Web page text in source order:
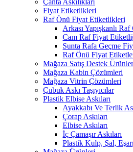
Çanta Askılıkları
Fiyat Etiketlikleri
Raf Önü Fiyat Etiketlikleri
Arkası Yapışkanlı
Cam Raf Fiyat
Sunta Rafa Geçme
Raf Önü Fiyat
Mağaza Satış Destek
Mağaza Kabin Çözümleri
Mağaza Vitrin Çözümleri
Çubuk Askı Taşıyıcılar
Plastik Elbise Askıları
Ayakkabı Ve Terlik
Çorap Askıları
Elbise Askıları
İç Çamaşır Askıları
Plastik Kulp, Şal,